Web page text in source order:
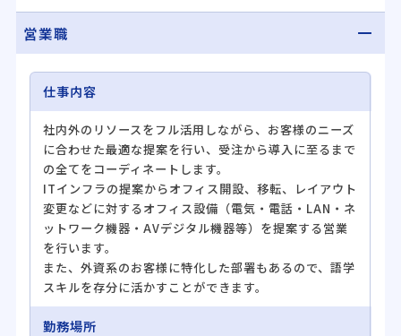
営業職
仕事内容
社内外のリソースをフル活用しながら、お客様のニーズ
に合わせた最適な提案を行い、受注から導入に至るまで
の全てをコーディネートします。
ITインフラの提案からオフィス開設、移転、レイアウト
変更などに対するオフィス設備（電気・電話・LAN・ネ
ットワーク機器・AVデジタル機器等）を提案する営業
を行います。
また、外資系のお客様に特化した部署もあるので、語学
スキルを存分に活かすことができます。
勤務場所